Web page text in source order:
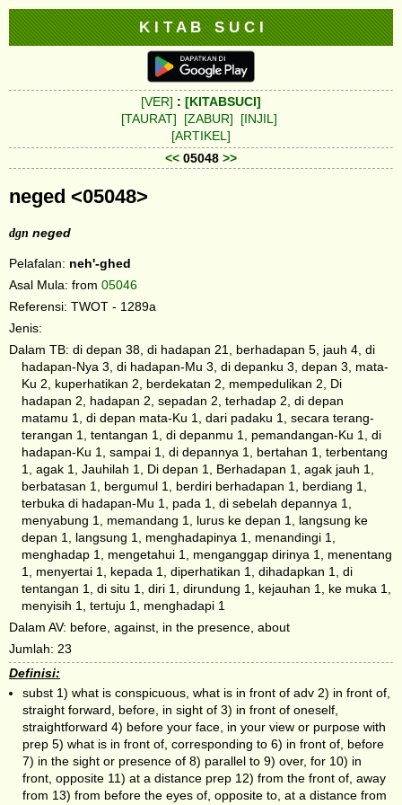
K I T A B S U C I
[VER] : [KITABSUCI]
[TAURAT]
[ZABUR]
[INJIL]
[ARTIKEL]
<< 05048 >>
neged <05048>
dgn neged
Pelafalan: neh'-ghed
Asal Mula: from 05046
Referensi: TWOT - 1289a
Jenis:
Dalam TB: di depan 38, di hadapan 21, berhadapan 5, jauh 4, di
hadapan-Nya 3, di hadapan-Mu 3, di depanku 3, depan 3, mata-
Ku 2, kuperhatikan 2, berdekatan 2, mempedulikan 2, Di
hadapan 2, hadapan 2, sepadan 2, terhadap 2, di depan
matamu 1, di depan mata-Ku 1, dari padaku 1, secara terang-
terangan 1, tentangan 1, di depanmu 1, pemandangan-Ku 1, di
hadapan-Ku 1, sampai 1, di depannya 1, bertahan 1, terbentang
1, agak 1, Jauhilah 1, Di depan 1, Berhadapan 1, agak jauh 1,
berbatasan 1, bergumul 1, berdiri berhadapan 1, berdiang 1,
terbuka di hadapan-Mu 1, pada 1, di sebelah depannya 1,
menyabung 1, memandang 1, lurus ke depan 1, langsung ke
depan 1, langsung 1, menghadapinya 1, menandingi 1,
menghadap 1, mengetahui 1, menganggap dirinya 1, menentang
1, menyertai 1, kepada 1, diperhatikan 1, dihadapkan 1, di
tentangan 1, di situ 1, diri 1, dirundung 1, kejauhan 1, ke muka 1,
menyisih 1, tertuju 1, menghadapi 1
Dalam AV: before, against, in the presence, about
Jumlah: 23
Definisi:
subst 1) what is conspicuous, what is in front of adv 2) in front of,
straight forward, before, in sight of 3) in front of oneself,
straightforward 4) before your face, in your view or purpose with
prep 5) what is in front of, corresponding to 6) in front of, before
7) in the sight or presence of 8) parallel to 9) over, for 10) in
front, opposite 11) at a distance prep 12) from the front of, away
from 13) from before the eyes of, opposite to, at a distance from